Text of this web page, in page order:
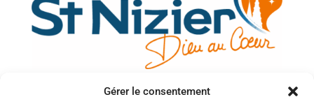
Gérer le consentement